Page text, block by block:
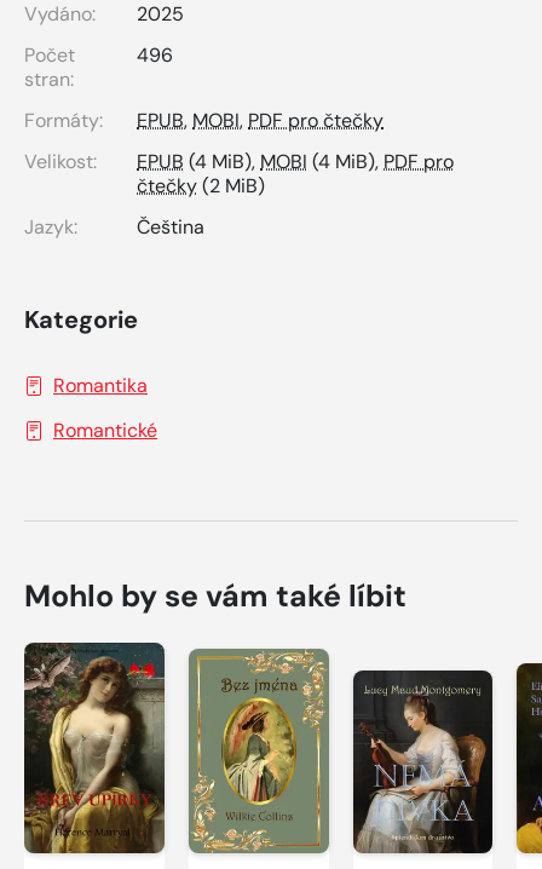
Vydáno:
2025
Počet
stran:
496
Formáty: EPUB,MOBI,PDF pro čtečky
Velikost:
EPUB (4 MiB),MOBI (4 MiB),PDF pro
čtečky(2 MiB)
Jazyk:
Čeština
Kategorie
Romantika
Romantické
Mohlo by se vám také líbit